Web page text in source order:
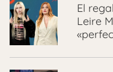
El
Leire